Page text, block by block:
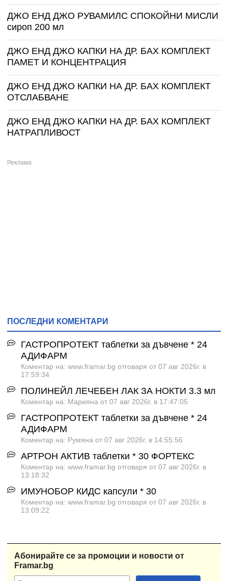
ДЖО ЕНД ДЖО РУВАМИЛС СПОКОЙНИ МИСЛИ
сироп 200 мл
ДЖО ЕНД ДЖО КАПКИ НА ДР. БАХ КОМПЛЕКТ
ПАМЕТ И КОНЦЕНТРАЦИЯ
ДЖО ЕНД ДЖО КАПКИ НА ДР. БАХ КОМПЛЕКТ
ОТСЛАБВАНЕ
ДЖО ЕНД ДЖО КАПКИ НА ДР. БАХ КОМПЛЕКТ
НАТРАПЛИВОСТ
ПОСЛЕДНИ КОМЕНТАРИ
ГАСТРОПРОТЕКТ таблетки за дъвчене * 24
АДИФАРМ
Коментар на: www.framar.bg отговаря от 07 авг 2026г. в
17:59:34
ПОЛИНЕЙЛ ЛЕЧЕБЕН ЛАК ЗА НОКТИ 3.3 мл
Коментар на: Марияна от 07 авг 2026г. в 17:47:05
ГАСТРОПРОТЕКТ таблетки за дъвчене * 24
АДИФАРМ
Коментар на: Румяна от 07 авг 2026г. в 14:55:56
АРТРОН АКТИВ таблетки * 30 ФОРТЕКС
Коментар на: www.framar.bg отговаря от 07 авг 2026г. в
13:18:32
ИМУНОБОР КИДС капсули * 30
Коментар на: www.framar.bg отговаря от 07 авг 2026г. в
13:09:22
Абонирайте се за промоции и новости от
Framar.bg